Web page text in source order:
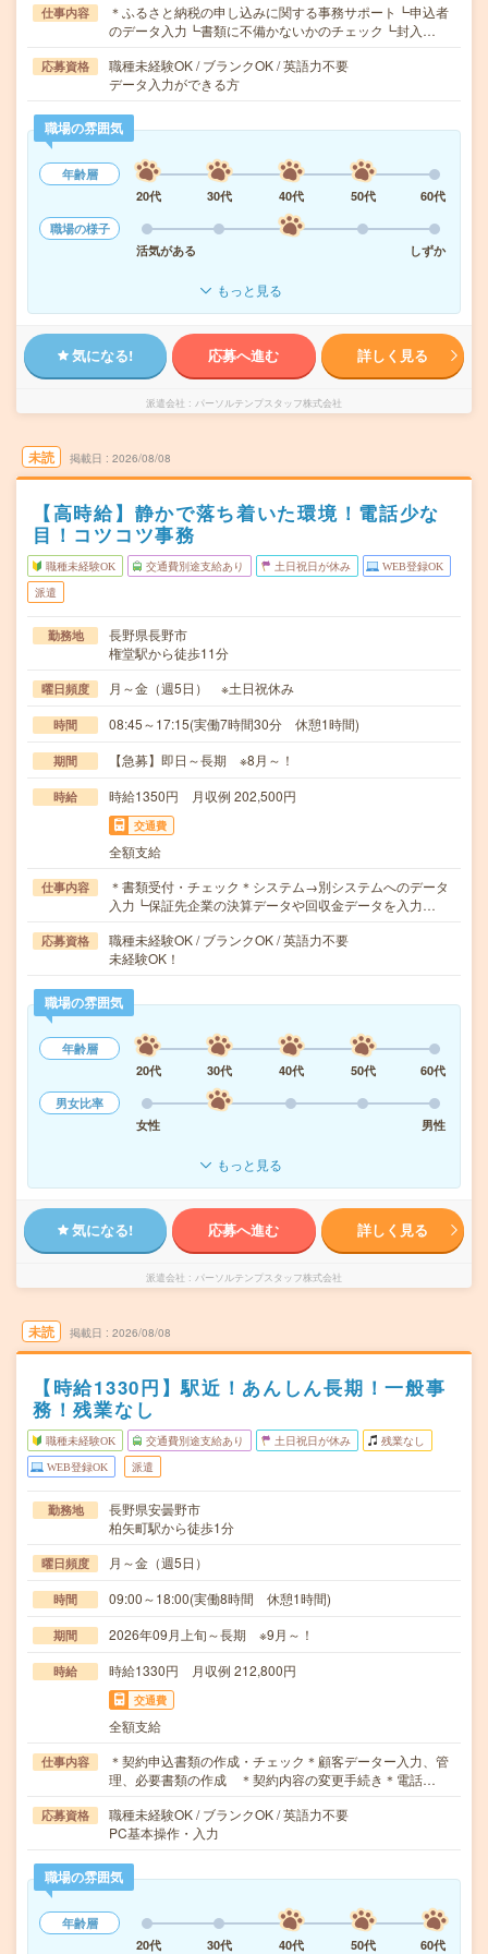
仕事内容
＊ふるさと納税の申し込みに関する事務サポート┗申込者
のデータ入力┗書類に不備かないかのチェック┗封入…
応募資格
職種未経験OK / ブランクOK / 英語力不要
データ入力ができる方
職場の雰囲気
年齢層
20代
30代 40代 50代
60代
職場の様子
活気がある
しずか
もっと見る
気になる! 応募へ進む 詳しく見る
派遣会社 パーソルテンプスタッフ株式会社
未読 掲載日 2026/08/08
【高時給】静かで落ち着いた環境！電話少な
目！コツコツ事務
職種未経験OK 交通費別途支給あり 土日祝日が休み WEB登録OK
派遣
勤務地
長野県長野市
権堂駅から徒歩11分
曜日頻度 月～金（週5日） ※土日祝休み
時間 08:45～17:15(実働7時間30分 休憩1時間)
期間 【急募】即日～長期 ※8月～！
時給 時給1350円 月収例 202,500円
交通費
全額支給
仕事内容
＊書類受付・チェック＊システム→別システムへのデータ
入力┗保証先企業の決算データや回収金データを入力…
応募資格
職種未経験OK / ブランクOK / 英語力不要
未経験OK！
職場の雰囲気
年齢層
20代
30代 40代 50代
60代
男女比率
女性
男性
もっと見る
気になる! 応募へ進む 詳しく見る
派遣会社 パーソルテンプスタッフ株式会社
未読 掲載日 2026/08/08
【時給1330円】駅近！あんしん長期！一般事
務！残業なし
職種未経験OK 交通費別途支給あり 土日祝日が休み 残業なし
WEB登録OK 派遣
勤務地
長野県安曇野市
柏矢町駅から徒歩1分
曜日頻度 月～金（週5日）
時間 09:00～18:00(実働8時間 休憩1時間)
期間 2026年09月上旬～長期 ※9月～！
時給 時給1330円 月収例 212,800円
交通費
全額支給
仕事内容
＊契約申込書類の作成・チェック＊顧客データー入力、管
理、必要書類の作成 ＊契約内容の変更手続き＊電話…
応募資格
職種未経験OK / ブランクOK / 英語力不要
PC基本操作・入力
職場の雰囲気
年齢層
20代
30代 40代 50代
60代